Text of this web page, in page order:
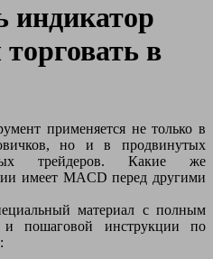
индикатор
в
применяется не только в
но и в продвинутых
трейдеров. Какие же
имеет MACD перед другими
материал с полным
пошаговой инструкции по